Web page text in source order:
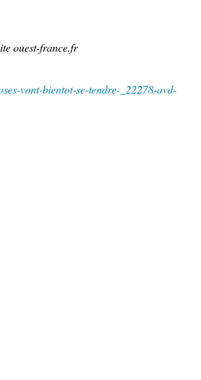
ouest-france.fr
vont-bientot-se-tendre-_22278-avd-